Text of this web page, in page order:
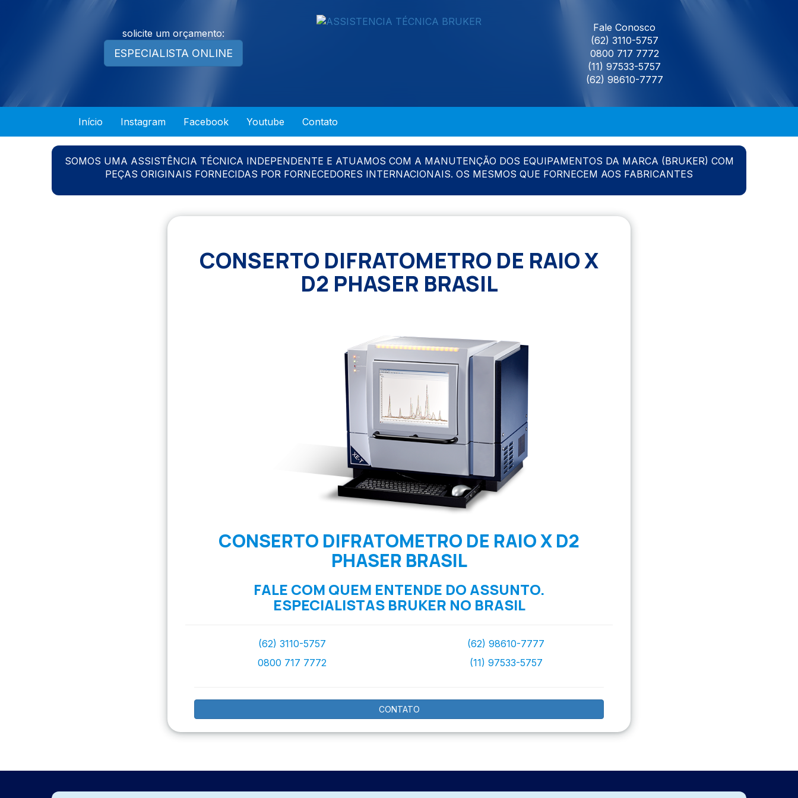
solicite um orçamento:
ESPECIALISTA ONLINE
Fale Conosco
(62) 3110-5757
0800 717 7772
(11) 97533-5757
(62) 98610-7777
Início Instagram Facebook Youtube Contato
SOMOS UMA ASSISTÊNCIA TÉCNICA INDEPENDENTE E ATUAMOS COM A MANUTENÇÃO DOS EQUIPAMENTOS DA MARCA (BRUKER) COM
PEÇAS ORIGINAIS FORNECIDAS POR FORNECEDORES INTERNACIONAIS. OS MESMOS QUE FORNECEM AOS FABRICANTES
CONSERTO DIFRATOMETRO DE RAIO X
D2 PHASER BRASIL
CONSERTO DIFRATOMETRO DE RAIO X D2
PHASER BRASIL
FALE COM QUEM ENTENDE DO ASSUNTO.
ESPECIALISTAS BRUKER NO BRASIL
(62) 3110-5757
0800 717 7772
(62) 98610-7777
(11) 97533-5757
CONTATO